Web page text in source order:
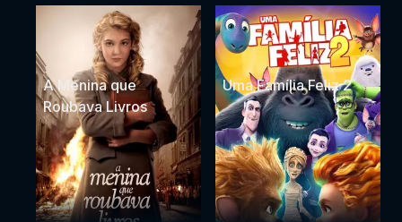
A Menina que
Roubava Livros
Uma Família Feliz 2